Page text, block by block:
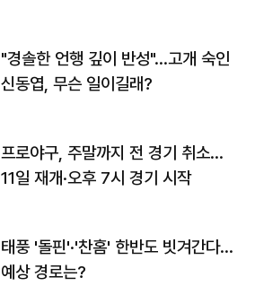
"경솔한 언행 깊이 반성"…고개 숙인
신동엽, 무슨 일이길래?
프로야구, 주말까지 전 경기 취소…
11일 재개·오후 7시 경기 시작
태풍 '돌핀'·'찬홈' 한반도 빗겨간다…
예상 경로는?